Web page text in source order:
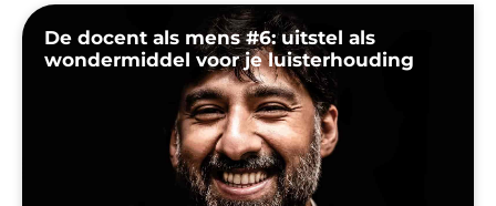
De docent als mens #6: uitstel als
wondermiddel voor je luisterhouding